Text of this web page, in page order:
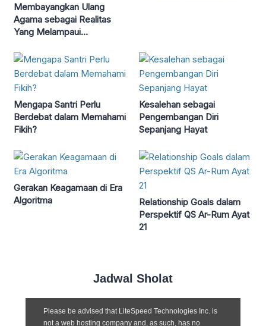
Membayangkan Ulang
Agama sebagai Realitas
Yang Melampaui
Mengapa Santri Perlu
Berdebat dalam Memahami
Fikih?
Kesalehan sebagai
Pengembangan Diri
Sepanjang Hayat
Gerakan Keagamaan di Era
Algoritma
Relationship Goals dalam
Perspektif QS Ar-Rum Ayat
21
Jadwal Sholat